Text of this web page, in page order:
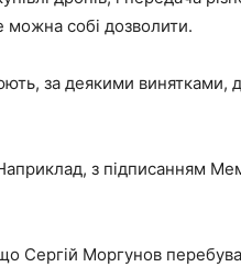
можна собі дозволити.
за деякими винятками,
з підписанням
Моргунов